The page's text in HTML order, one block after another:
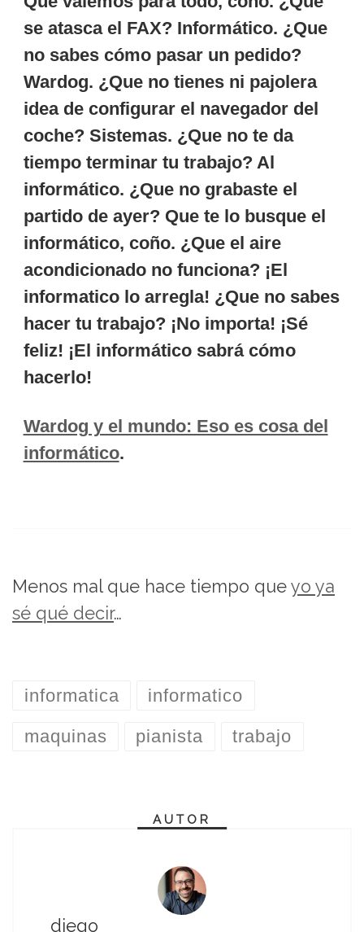
se atasca el FAX? Informático. ¿Que
no sabes cómo pasar un pedido?
Wardog. ¿Que no tienes ni pajolera
idea de configurar el navegador del
coche? Sistemas. ¿Que no te da
tiempo terminar tu trabajo? Al
informático. ¿Que no grabaste el
partido de ayer? Que te lo busque el
informático, coño. ¿Que el aire
acondicionado no funciona? ¡El
informatico lo arregla! ¿Que no sabes
hacer tu trabajo? ¡No importa! ¡Sé
feliz! ¡El informático sabrá cómo
hacerlo!
Wardog y el mundo: Eso es cosa del
informático.
Menos mal que hace tiempo que yo ya
sé qué decir…
informatica informatico
maquinas pianista trabajo
AUTOR
diego